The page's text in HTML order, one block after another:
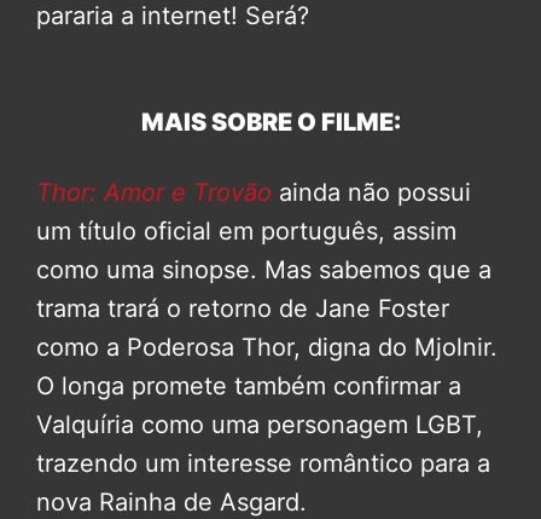
pararia a internet! Será?
MAIS SOBRE O FILME:
Thor: Amor e Trovão ainda não possui
um título oficial em português, assim
como uma sinopse. Mas sabemos que a
trama trará o retorno de Jane Foster
como a Poderosa Thor, digna do Mjolnir.
O longa promete também confirmar a
Valquíria como uma personagem LGBT,
trazendo um interesse romântico para a
nova Rainha de Asgard.